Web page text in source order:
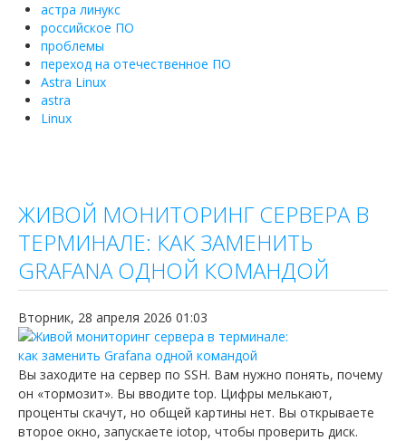
астра линукс
российское ПО
проблемы
переход на отечественное ПО
Astra Linux
astra
Linux
ЖИВОЙ МОНИТОРИНГ СЕРВЕРА В
ТЕРМИНАЛЕ: КАК ЗАМЕНИТЬ
GRAFANA ОДНОЙ КОМАНДОЙ
Вторник, 28 апреля 2026 01:03
Вы заходите на сервер по SSH. Вам нужно понять, почему
он «тормозит». Вы вводите top. Цифры мелькают,
проценты скачут, но общей картины нет. Вы открываете
второе окно, запускаете iotop, чтобы проверить диск.